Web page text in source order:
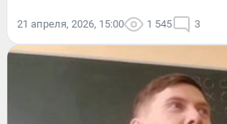
21 апреля, 2026, 15:00 1 545 3